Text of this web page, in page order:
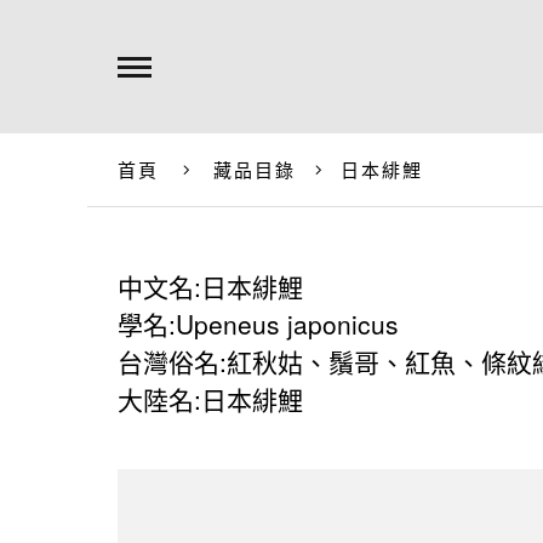
首頁 藏品目錄 日本緋鯉
中文名:日本緋鯉
學名:Upeneus japonicus
台灣俗名:紅秋姑、鬚哥、紅魚、條紋
大陸名:日本緋鯉